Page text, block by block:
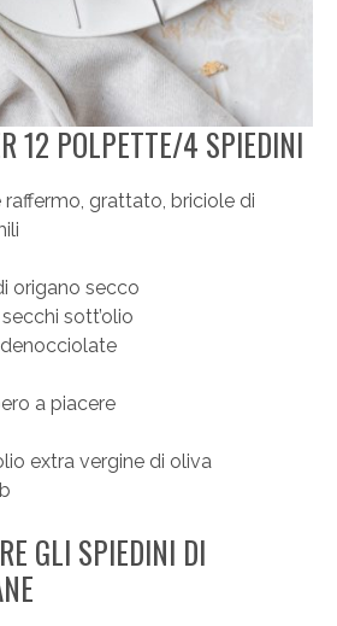
12 POLPETTE/4 SPIEDINI
raffermo, grattato, briciole di
origano secco
sott’olio
a piacere
extra vergine di oliva
GLI SPIEDINI DI